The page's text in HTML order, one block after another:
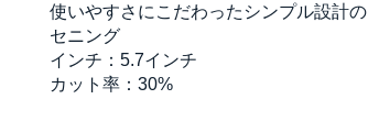
使いやすさにこだわったシンプル設計の
セニング
インチ：5.7インチ
カット率：30%